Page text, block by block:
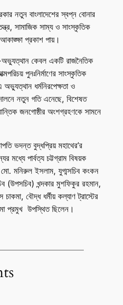
নতুন বাংলাদেশের স্বপ্ন বোনার
সামাজিক সাম্য ও সাংস্কৃতিক
প্রকাশ পায়।
কেবল একটি রাজনৈতিক
পুনঃনির্মাণের সাংস্কৃতিক
অভ্যুত্থান ধর্মনিরপেক্ষতা ও
নতুন গতি এনেছে, বিশেষত
জনগোষ্ঠীর অংশগ্রহণকে সামনে
ভদন্ত বুদ্ধপ্রিয় মহাথের’র
মধ্যে পার্বত্য চট্টগ্রাম বিষয়ক
মো. মনিরুল ইসলাম, যুগ্মসচিব কংকন
(উপসচিব) খন্দকার মুশফিকুর রহমান,
চাকমা, বৌদ্ধ ধর্মীয় কল্যাণ ট্রাস্টের
প্রমুখ উপস্থিত ছিলেন।